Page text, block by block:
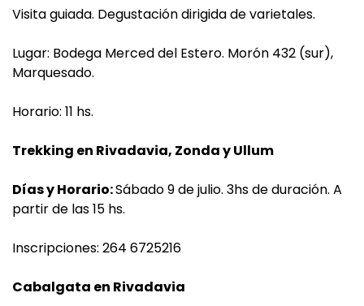
Visita guiada. Degustación dirigida de varietales.
Lugar: Bodega Merced del Estero. Morón 432 (sur),
Marquesado.
Horario: 11 hs.
Trekking en Rivadavia, Zonda y Ullum
Días y Horario:Sábado 9 de julio. 3hs de duración. A
partir de las 15 hs.
Inscripciones: 264 6725216
Cabalgata en Rivadavia